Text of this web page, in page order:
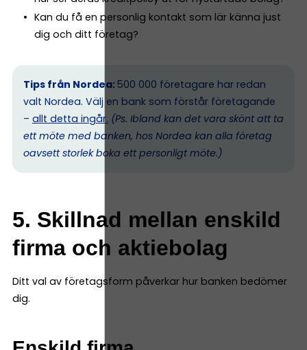
Kan du få en personlig kontakt som lär känna just
dig och ditt företag?
Tips från Nordea: 500 000 företagare har redan
valt Nordea. Välj en bank som förstår företagande
– allt detta ingår. (Ps. Ibland kan det vara skönt att ta
ett möte med banken, hos Nordea kan alla företag
oavsett storlek boka ett personligt möte.)
5. Skillnad mellan enskild
firma och aktiebolag
Ditt val av företagsform påverkar hur banken bedömer
dig.